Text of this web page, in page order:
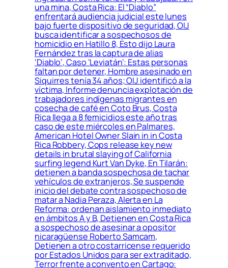
una mina, Costa Rica: El “Diablo”
enfrentará audiencia judicial este lunes
bajo fuerte dispositivo de seguridad, OIJ
busca identificar a sospechosos de
homicidio en Hatillo 8, Esto dijo Laura
Fernández tras la captura de alias
‘Diablo’, Caso ‘Leviatán’: Estas personas
faltan por detener, Hombre asesinado en
Siquirres tenía 34 años; OIJ identificó a la
víctima, Informe denuncia explotación de
trabajadores indígenas migrantes en
cosecha de café en Coto Brus, Costa
Rica llega a 8 femicidios este año tras
caso de este miércoles en Palmares,
American Hotel Owner Slain in in Costa
Rica Robbery, Cops release key new
details in brutal slaying of California
surfing legend Kurt Van Dyke, En Tilarán:
detienen a banda sospechosa de tachar
vehículos de extranjeros, Se suspende
inicio del debate contra sospechoso de
matar a Nadia Peraza, Alerta en La
Reforma: ordenan aislamiento inmediato
en ámbitos A y B, Detienen en Costa Rica
a sospechoso de asesinar a opositor
nicaragüense Roberto Samcam,
Detienen a otro costarricense requerido
por Estados Unidos para ser extraditado,
Terror frente a convento en Cartago: